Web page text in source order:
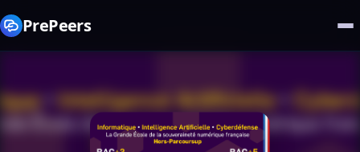
PrePeers